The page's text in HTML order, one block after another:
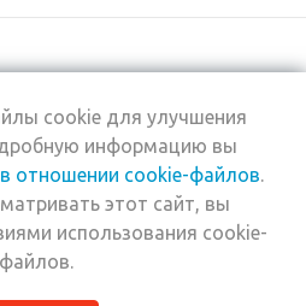
cookie для улучшения
информацию вы
отношении cookie-файлов.
этот сайт, вы
использования cookie-
файлов.